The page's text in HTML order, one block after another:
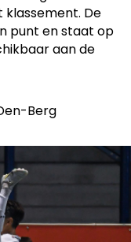
klassement. De
punt en staat op
aan de
Berg